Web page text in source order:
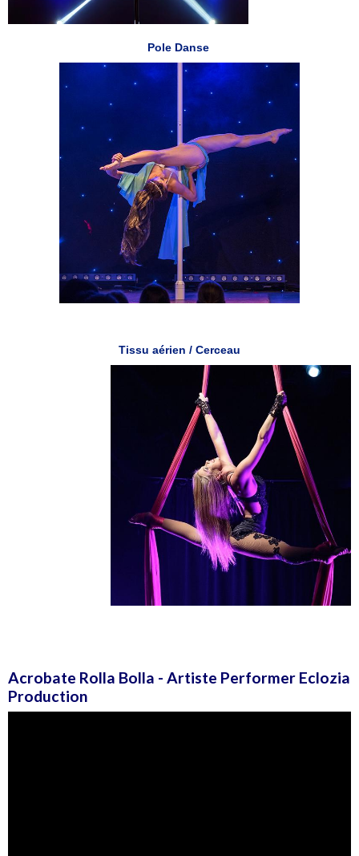
Pole Danse
Tissu aérien / Cerceau
Acrobate Rolla Bolla - Artiste Performer Eclozia
Production